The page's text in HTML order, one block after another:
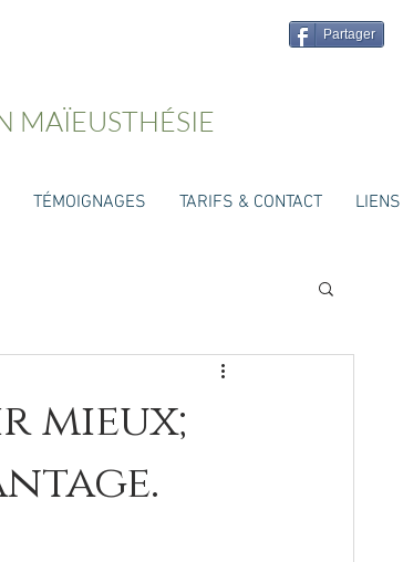
Partager
MAÏEUSTHÉSIE
TÉMOIGNAGES TARIFS & CONTACT LIENS
mieux;